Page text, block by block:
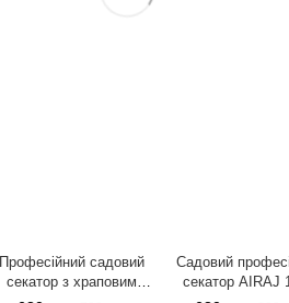
Професійний садовий
секатор з храповим
Садовий
секатор AIRAJ